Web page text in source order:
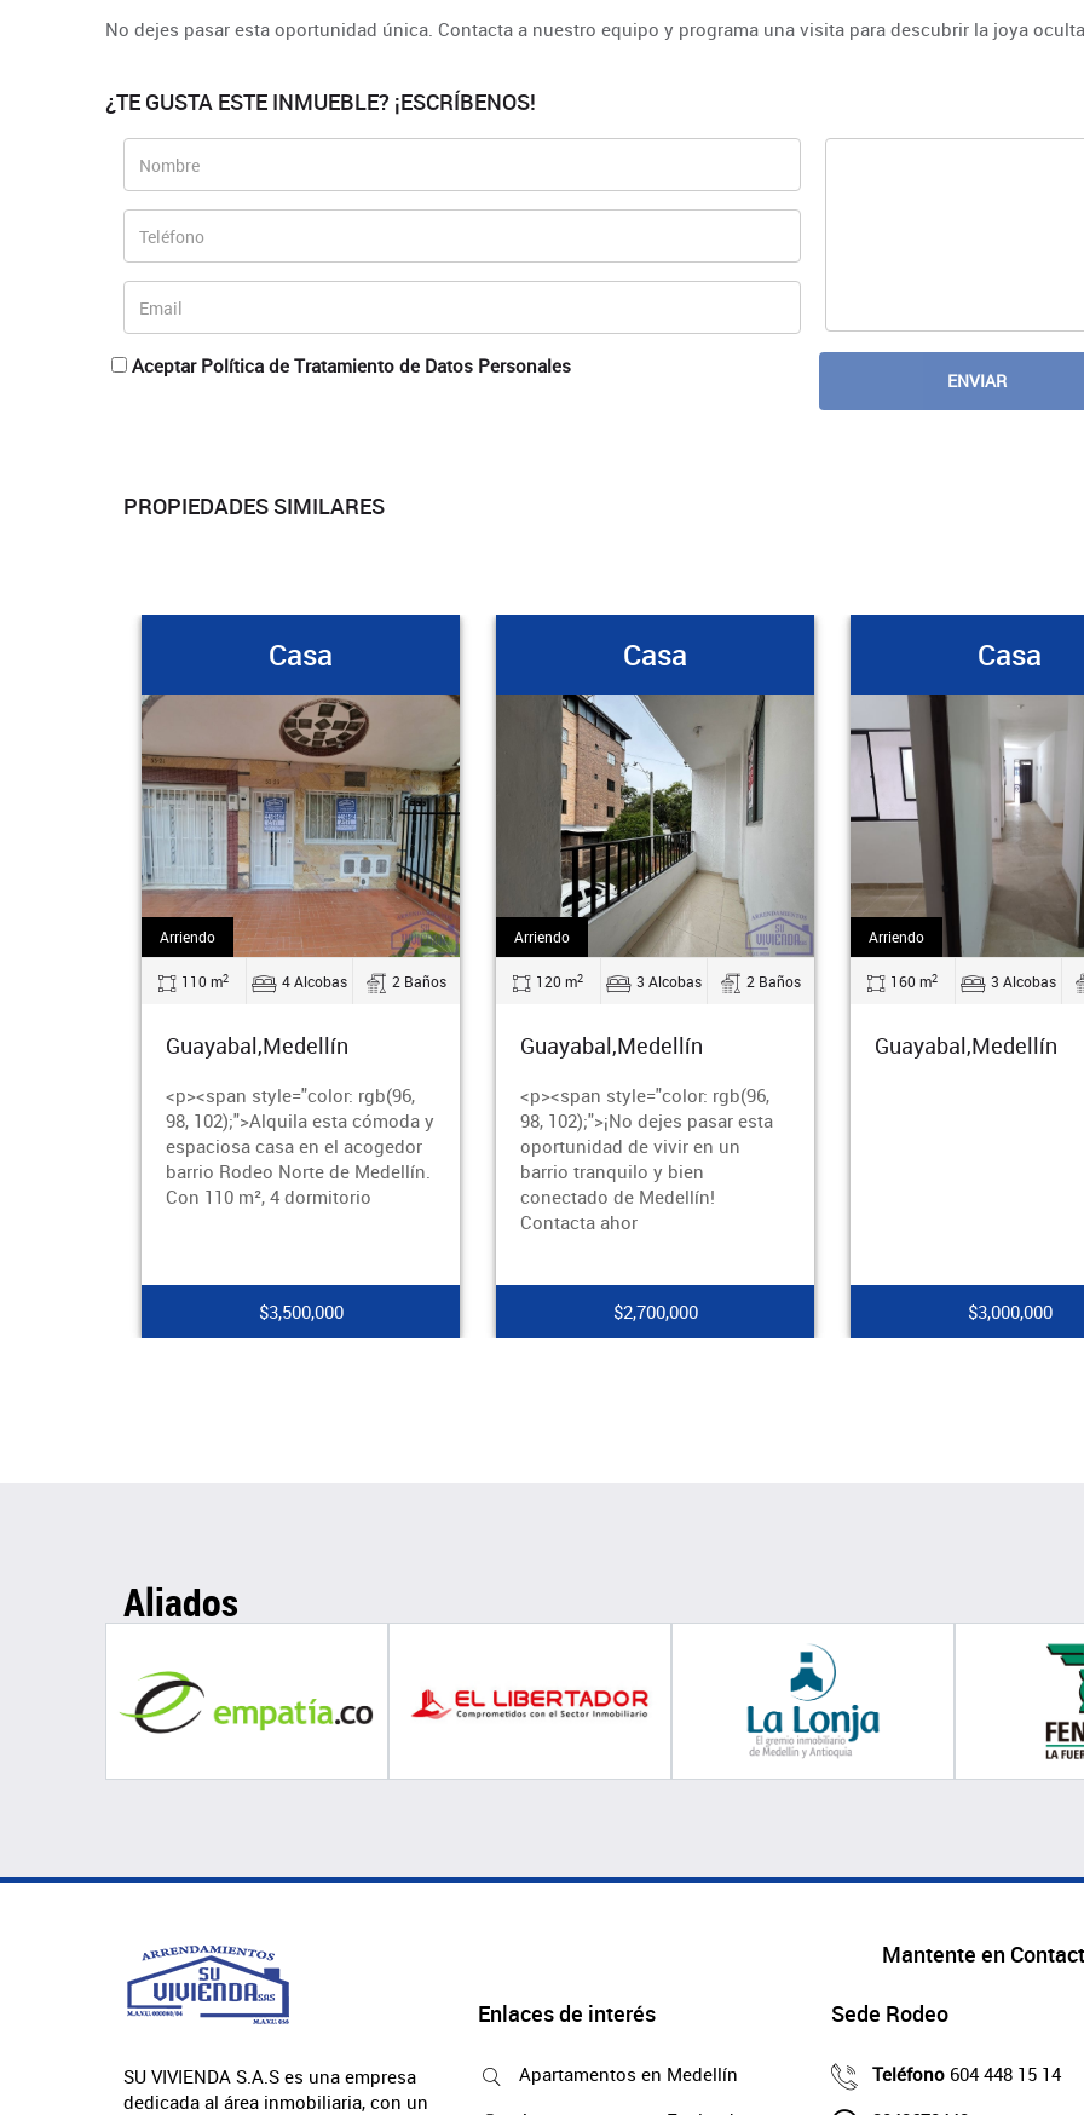
No dejes pasar esta oportunidad única. Contacta a nuestro equipo y programa una visita para descubrir la joya
¿TE GUSTA ESTE INMUEBLE? ¡ESCRÍBENOS!
Aceptar Política de Tratamiento de Datos Personales
PROPIEDADES SIMILARES
Casa
Arriendo
110 m2 4 Alcobas 2 Baños
Guayabal,Medellín
<p><span style="color: rgb(96,
98, 102);">Alquila esta cómoda y
espaciosa casa en el acogedor
barrio Rodeo Norte de Medellín.
Con 110 m², 4 dormitorio
$3,500,000
Casa
Arriendo
120 m2 3 Alcobas 2 Baños
Guayabal,Medellín
<p><span style="color: rgb(96,
98, 102);">¡No dejes pasar esta
oportunidad de vivir en un
barrio tranquilo y bien
conectado de Medellín!
Contacta ahor
$2,700,000
Casa
Arriendo
160 m2 3 Alcobas
Guayabal,Medellín
$3,000,000
Aliados
SU VIVIENDA S.A.S es una empresa
dedicada al área inmobiliaria, con un
Mantente en
Enlaces de interés
Apartamentos en Medellín
Sede Rodeo
Teléfono604 448 15 14